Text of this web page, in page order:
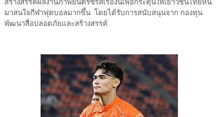
สร้างสรรค์ผลงานภาพยนตร์ซีรีส์เรื่องนี้เพื่อกระตุ้นให้เยาวชนไทยหัน
มาสนใจกีฬาฟุตบอลมากขึ้น โดยได้รับการสนับสนุนจาก กองทุน
พัฒนาสื่อปลอดภัยและสร้างสรรค์